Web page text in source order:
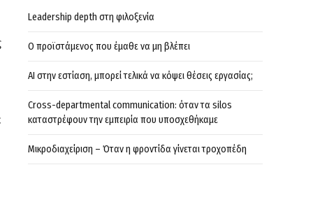
Leadership depth στη φιλοξενία
Ο προϊστάμενος που έμαθε να μη βλέπει
AI στην εστίαση, μπορεί τελικά να κόψει θέσεις εργασίας;
Cross-departmental communication: όταν τα silos
καταστρέφουν την εμπειρία που υποσχεθήκαμε
Μικροδιαχείριση – Όταν η φροντίδα γίνεται τροχοπέδη